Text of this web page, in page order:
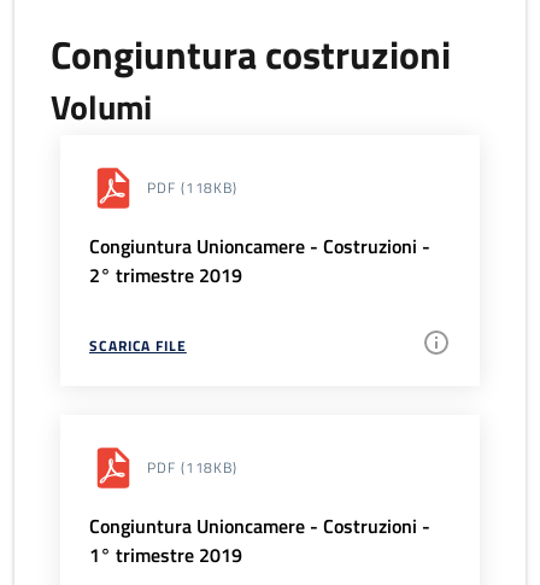
Congiuntura costruzioni
Volumi
PDF (118KB)
Congiuntura Unioncamere - Costruzioni -
2° trimestre 2019
SCARICA FILE
PDF (118KB)
Congiuntura Unioncamere - Costruzioni -
1° trimestre 2019